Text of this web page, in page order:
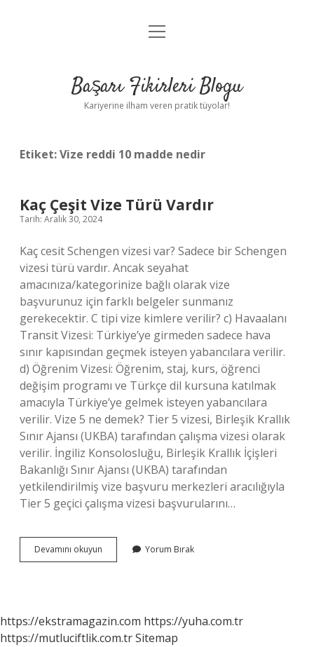
Anasayfa
Yasal Uyarı
menüyü
Başarı Fikirleri Blogu
Kariyerine ilham veren pratik tüyolar!
Etiket:Vize reddi 10 madde nedir
Kaç Çeşit Vize Türü Vardır
Tarih: Aralık 30, 2024
Kaç cesit Schengen vizesi var? Sadece bir Schengen
vizesi türü vardır. Ancak seyahat
amacınıza/kategorinize bağlı olarak vize
başvurunuz için farklı belgeler sunmanız
gerekecektir. C tipi vize kimlere verilir? c) Havaalanı
Transit Vizesi: Türkiye’ye girmeden sadece hava
sınır kapısından geçmek isteyen yabancılara verilir.
d) Öğrenim Vizesi: Öğrenim, staj, kurs, öğrenci
değişim programı ve Türkçe dil kursuna katılmak
amacıyla Türkiye’ye gelmek isteyen yabancılara
verilir. Vize 5 ne demek? Tier 5 vizesi, Birleşik Krallık
Sınır Ajansı (UKBA) tarafından çalışma vizesi olarak
verilir. İngiliz Konsolosluğu, Birleşik Krallık İçişleri
Bakanlığı Sınır Ajansı (UKBA) tarafından
yetkilendirilmiş vize başvuru merkezleri aracılığıyla
Tier 5 geçici çalışma vizesi başvurularını…
Devamını okuyun
Çeşit
Yorum Bırak
https://ekstramagazin.com https://yuha.com.tr
https://mutluciftlik.com.trSitemap